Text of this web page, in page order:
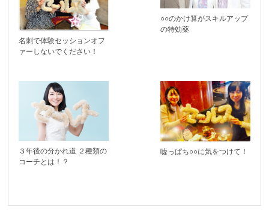
名刺で体験セッションオフ
ァーしないでください！
○○のかけ算がスキルアップ
の特効薬
３年後の分かれ道 ２種類の
コーチとは！？
嘘っぱち○○に気をつけて！